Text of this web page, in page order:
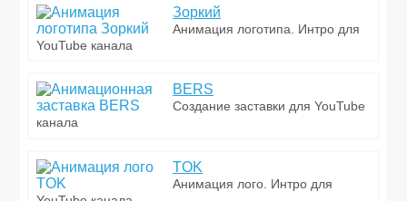
Зоркий
Анимация логотипа. Интро для
YouTube канала
BERS
Создание заставки для YouTube
канала
TOK
Анимация лого. Интро для